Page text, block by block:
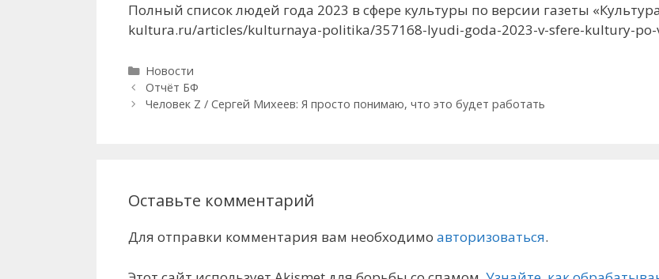
Полный список людей года 2023 в сфере культуры по версии газеты
kultura.ru/articles/kulturnaya-politika/357168-lyudi-goda-2023-v-sfere-kultury-
Рубрики
Новости
Отчёт БФ
Человек Z / Сергей Михеев: Я просто понимаю, что это будет работать
Оставьте комментарий
Для отправки комментария вам необходимо авторизоваться.